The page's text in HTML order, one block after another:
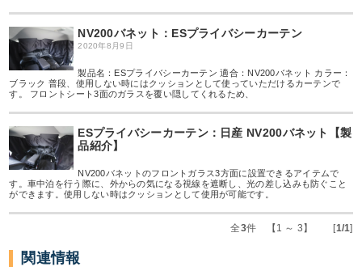
NV200バネット：ESプライバシーカーテン
2020年8月9日
製品名：ESプライバシーカーテン 適合：NV200バネット カラー：
ブラック 普段、使用しない時にはクッションとして使っていただけるカーテンで
す。 フロントシート3面のガラスを覆い隠してくれるため、
ESプライバシーカーテン：日産 NV200バネット【製
品紹介】
NV200バネットのフロントガラス3方面に設置できるアイテムで
す。車中泊を行う際に、外からの気になる視線を遮断し、光の差し込みも防ぐこと
ができます。使用しない時はクッションとして使用が可能です。
全3件 【1 ～ 3】 [1/1]
関連情報